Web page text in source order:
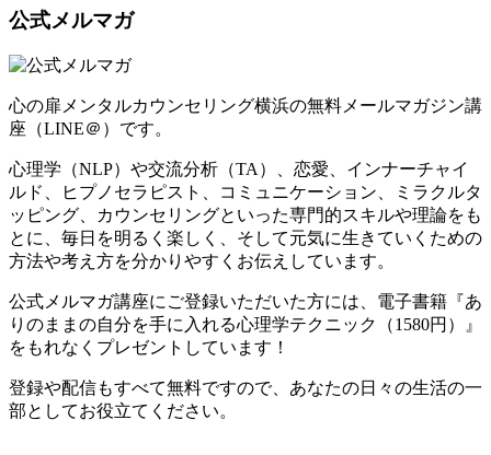
公式メルマガ
心の扉メンタルカウンセリング横浜の無料メールマガジン講
座（LINE＠）です。
心理学（NLP）や交流分析（TA）、恋愛、インナーチャイ
ルド、ヒプノセラピスト、コミュニケーション、ミラクルタ
ッピング、カウンセリングといった専門的スキルや理論をも
とに、毎日を明るく楽しく、そして元気に生きていくための
方法や考え方を分かりやすくお伝えしています。
公式メルマガ講座にご登録いただいた方には、電子書籍『あ
りのままの自分を手に入れる心理学テクニック（1580円）』
をもれなくプレゼントしています！
登録や配信もすべて無料ですので、あなたの日々の生活の一
部としてお役立てください。